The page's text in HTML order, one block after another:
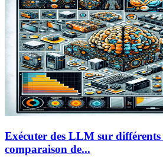
Exécuter des LLM sur
comparaison de...